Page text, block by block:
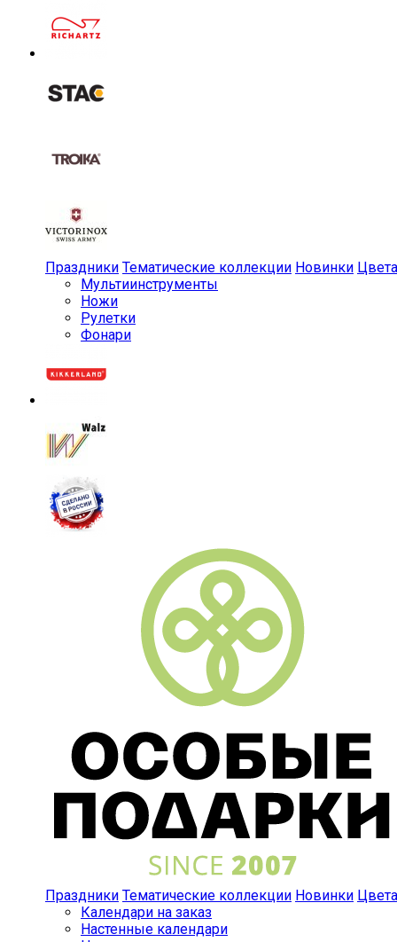
Праздники Тематические коллекции Новинки Цвета
Мульти­инструменты
Ножи
Рулетки
Фонари
Праздники Тематические коллекции Новинки Цвета
Календари на заказ
Настенные календари